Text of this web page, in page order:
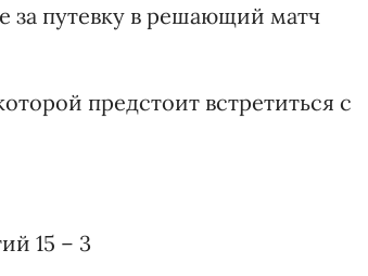
за путевку в решающий матч
предстоит встретиться с
15 – 3